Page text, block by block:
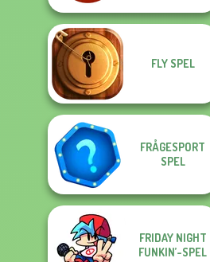
FLY SPEL
FRÅGESPORT
SPEL
FRIDAY NIGHT
FUNKIN’-SPEL